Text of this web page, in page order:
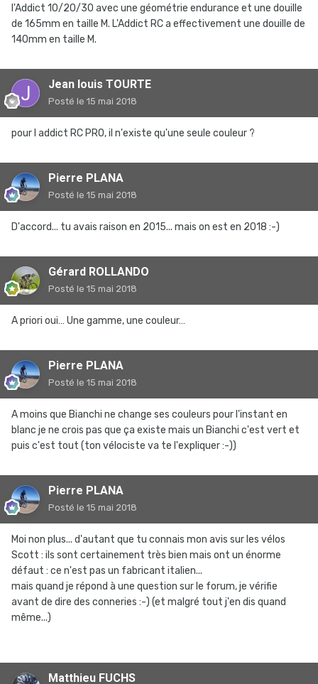
l'Addict 10/20/30 avec une géométrie endurance et une douille
de 165mm en taille M. L'Addict RC a effectivement une douille de
140mm en taille M.
Jean louis TOURTE
Posté le 15 mai 2018
pour l addict RC PRO, il n'existe qu'une seule couleur ?
Pierre PLANA
Posté le 15 mai 2018
D'accord... tu avais raison en 2015... mais on est en 2018 :-)
Gérard ROLLANDO
Posté le 15 mai 2018
A priori oui… Une gamme, une couleur…
Pierre PLANA
Posté le 15 mai 2018
A moins que Bianchi ne change ses couleurs pour l'instant en
blanc je ne crois pas que ça existe mais un Bianchi c'est vert et
puis c'est tout (ton vélociste va te l'expliquer :-))
Pierre PLANA
Posté le 15 mai 2018
Moi non plus... d'autant que tu connais mon avis sur les vélos
Scott : ils sont certainement très bien mais ont un énorme
défaut : ce n'est pas un fabricant italien...
mais quand je répond à une question sur le forum, je vérifie
avant de dire des conneries :-) (et malgré tout j'en dis quand
même...)
Matthieu FUCHS